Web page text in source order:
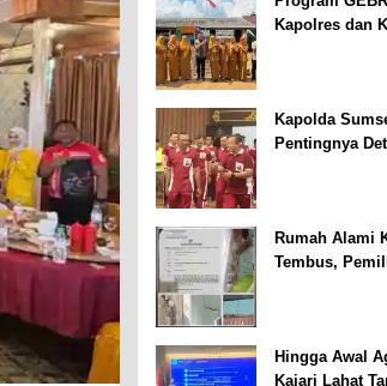
Kapolres dan
Kapolda
Pentingnya
Rumah Alami
Tembus,
Hingga Awal
Kajari Lahat